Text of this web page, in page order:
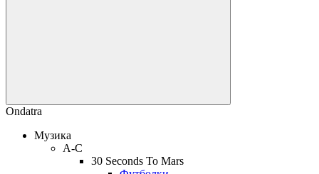
Ondatra
Музика
A-C
30 Seconds To Mars